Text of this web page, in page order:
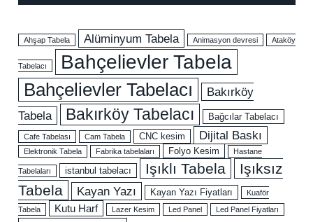
Ahşap Tabela Alüminyum Tabela Animasyon devresi Ataköy
Tabelacı Bahçelievler Tabela
Bahçelievler Tabelacı
Bakırköy
Tabela
Bakırköy Tabelacı Bağcılar Tabelacı
Cafe Tabelası Cam Tabela CNC kesim Dijital Baskı
Elektronik Tabela Fabrika tabelaları Folyo Kesim Hastane
Tabelaları istanbul tabelacı Işıklı Tabela
Işıksız
Tabela
Kayan Yazı Kayan Yazı Fiyatları
Kuaför
Tabela
Kutu Harf Lazer Kesim Led Panel Led Panel Fiyatları